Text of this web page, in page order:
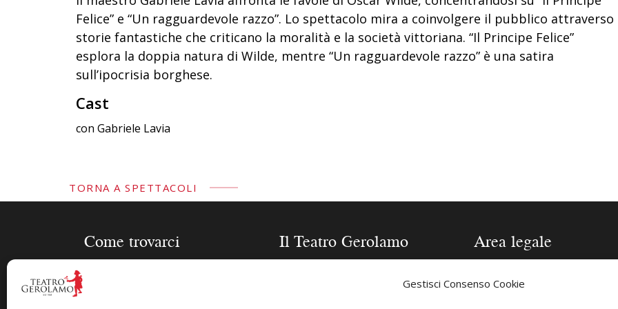
Gestisci Consenso Cookie
Felice” e “Un ragguardevole razzo”. Lo spettacolo mira a coinvolgere il pubblico attraverso
storie fantastiche che criticano la moralità e la società vittoriana. “Il Principe Felice”
esplora la doppia natura di Wilde, mentre “Un ragguardevole razzo” è una satira
sull’ipocrisia borghese.
Cast
con Gabriele Lavia
TORNA A SPETTACOLI
Come trovarci Il Teatro Gerolamo Area legale
Contatti